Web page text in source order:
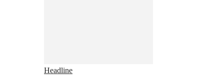
Headline